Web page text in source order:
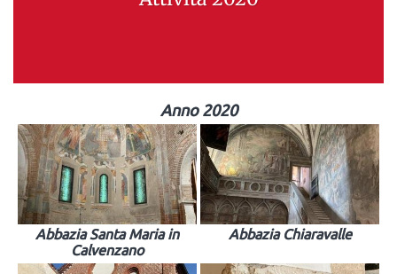
Anno 2020
Abbazia Santa Maria in
Calvenzano
Abbazia Chiaravalle